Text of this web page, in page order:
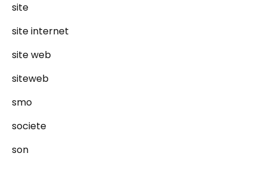
site
site internet
site web
siteweb
smo
societe
son